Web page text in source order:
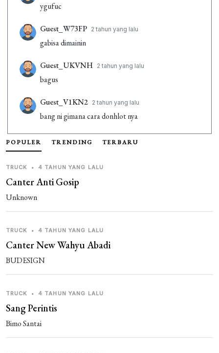
ygufuc
Guest_W73FP 2 tahun yang lalu
gabisa dimainin
Guest_UKVNH 2 tahun yang lalu
bagus
Guest_V1KN2 2 tahun yang lalu
bang ni gimana cara donhlot nya
Guest_MNBS7 2 tahun yang lalu
bagus banget
bagus banget
POPULER TRENDING TERBARU
TRUCK • 4 TAHUN YANG LALU
Canter Anti Gosip
Unknown
TRUCK • 4 TAHUN YANG LALU
Canter New Wahyu Abadi
BUDESIGN
TRUCK • 4 TAHUN YANG LALU
Sang Perintis
Bimo Santai